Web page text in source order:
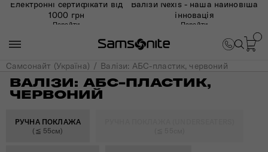
Електронні сертифікати від
1000 грн
Перейти
Валізи Nexis - наша найновіша
інновація
Перейти
Самсонайт (Україна) Валізи: АБС-пластик, червоний
ВАЛІЗИ: АБС-ПЛАСТИК,
ЧЕРВОНИЙ
РУЧНА ПОКЛАЖА
(≦ 55см)